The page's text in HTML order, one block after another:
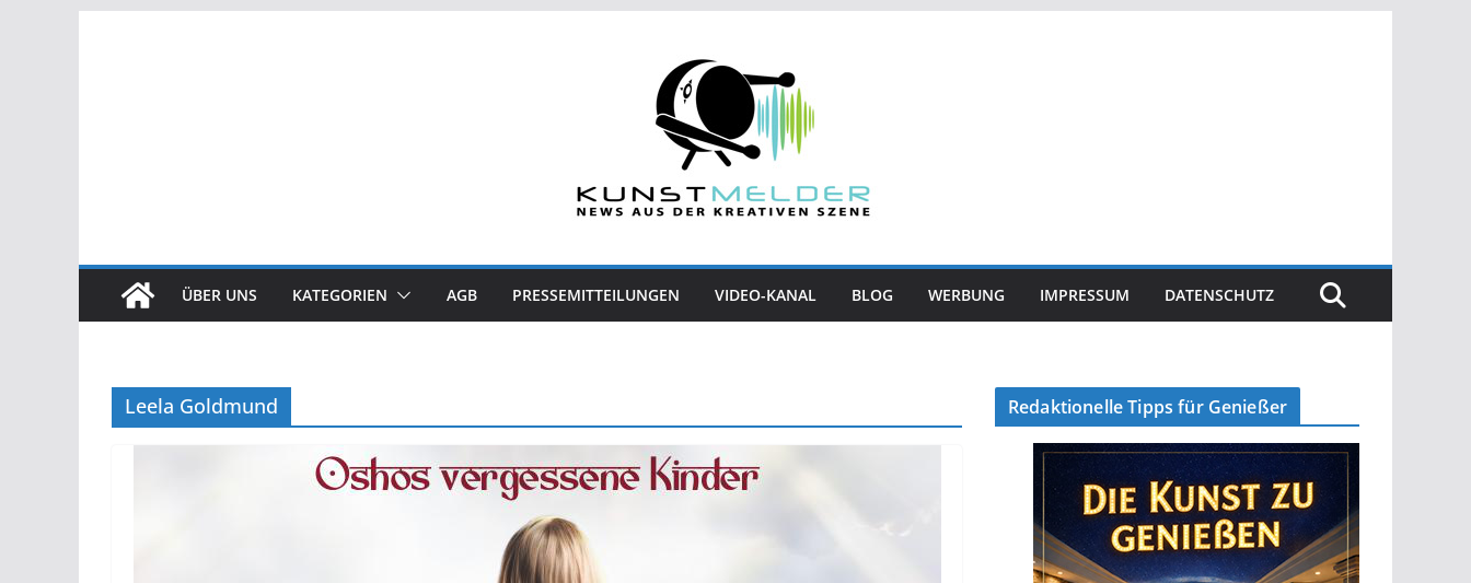
ÜBER UNS KATEGORIEN AGB PRESSEMITTEILUNGEN VIDEO-KANAL BLOG WERBUNG IMPRESSUM DATENSCHUTZ
Leela Goldmund Redaktionelle Tipps für Genießer